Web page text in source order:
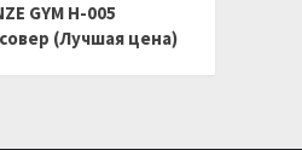
GYM H-005
(Лучшая цена)